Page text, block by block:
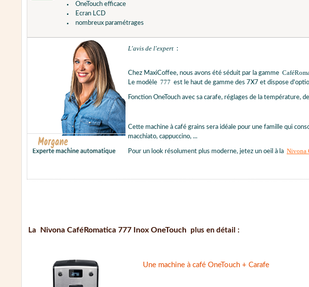
OneTouch efficace
Ecran LCD
nombreux paramétrages
L'avis de l'expert :
Chez MaxiCoffee, nous avons été séduit par la gamme
Le modèle 777 est le haut de gamme des 7X7 et dispose
Fonction OneTouch avec sa carafe, réglages de la température,
Cette machine à café grains sera idéale pour une famille qui
macchiato, cappuccino, ...
Pour un look résolument plus moderne, jetez un oeil à la Nivona
La Nivona CaféRomatica 777 Inox OneTouch plus en détail :
Une machine à café OneTouch + Carafe